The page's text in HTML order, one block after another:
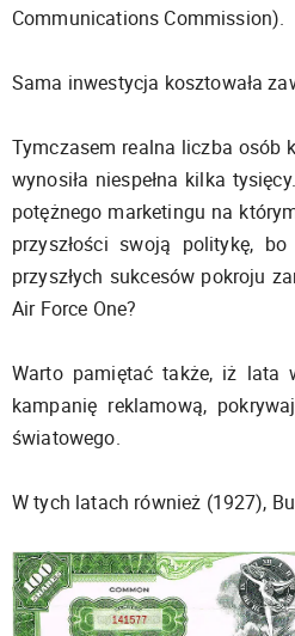
Communications Commission).
Sama inwestycja kosztowała
Tymczasem realna liczba osób
wynosiła niespełna kilka
potężnego marketingu na
przyszłości swoją politykę,
przyszłych sukcesów pokroju
Air Force One?
Warto pamiętać także, iż lata
kampanię reklamową,
światowego.
W tych latach również (1927),